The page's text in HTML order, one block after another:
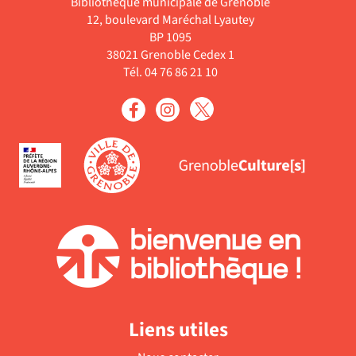
12, boulevard Maréchal Lyautey
BP 1095
38021 Grenoble Cedex 1
Tél. 04 76 86 21 10
Liens utiles